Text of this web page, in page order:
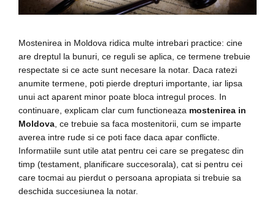
Mostenirea in Moldova ridica multe intrebari practice: cine
are dreptul la bunuri, ce reguli se aplica, ce termene trebuie
respectate si ce acte sunt necesare la notar. Daca ratezi
anumite termene, poti pierde drepturi importante, iar lipsa
unui act aparent minor poate bloca intregul proces. In
continuare, explicam clar cum functioneaza mostenirea in
Moldova , ce trebuie sa faca mostenitorii, cum se imparte
averea intre rude si ce poti face daca apar conflicte.
Informatiile sunt utile atat pentru cei care se pregatesc din
timp (testament, planificare succesorala), cat si pentru cei
care tocmai au pierdut o persoana apropiata si trebuie sa
deschida succesiunea la notar.